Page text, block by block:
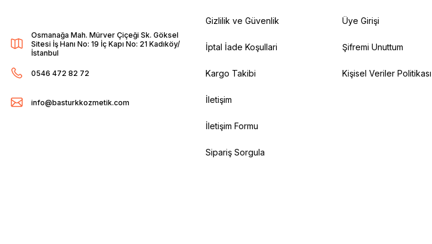
Osmanağa Mah. Mürver Çiçeği Sk. Göksel
Sitesi İş Hanı No: 19 İç Kapı No: 21 Kadıköy/
İstanbul
0546 472 82 72
info@basturkkozmetik.com
Gizlilik ve Güvenlik
İptal İade Koşullari
Kargo Takibi
İletişim
İletişim Formu
Sipariş Sorgula
Üye Girişi
Şifremi Unuttum
Kişisel Veriler Politikası